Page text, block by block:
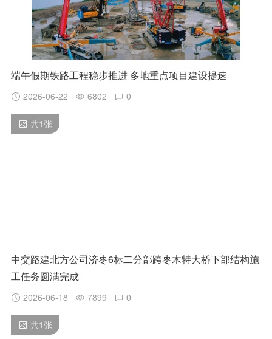
端午假期铁路工程稳步推进 多地重点项目建设提速
2026-06-22 6802 0
共1 张
中交路建北方公司济枣6标二分部跨枣木特大桥下部结构施
工任务圆满完成
2026-06-18 7899 0
共1 张